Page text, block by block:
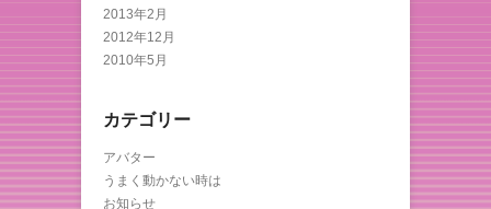
2013年2月
2012年12月
2010年5月
カテゴリー
アバター
うまく動かない時は
お知らせ